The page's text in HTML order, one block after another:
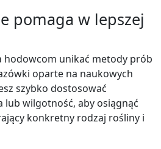
pomaga w lepszej
hodowcom unikać metody prób
oparte na naukowych
szybko dostosować
wilgotność, aby osiągnąć
konkretny rodzaj rośliny i